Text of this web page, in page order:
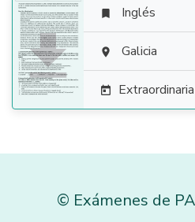

 Inglés
 Galicia

© Exámenes de